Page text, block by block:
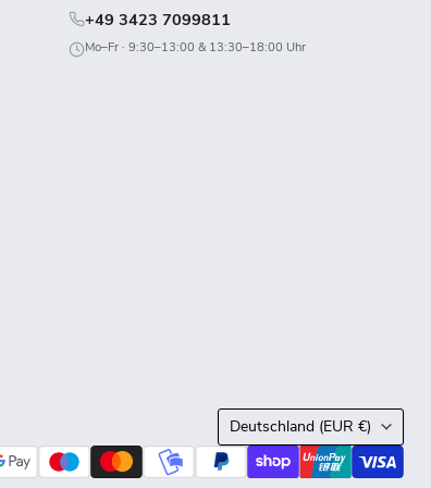
+49 3423 7099811
Mo–Fr · 9:30–13:00 & 13:30–18:00 Uhr
Land
Deutschland (EUR €)